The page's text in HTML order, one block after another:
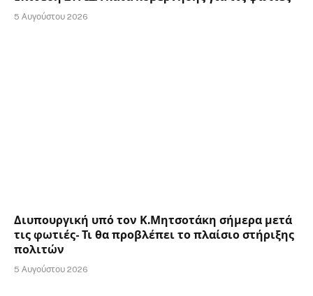
5 Αυγούστου 2026
Διυπουργική υπό τον Κ.Μητσοτάκη σήμερα μετά
τις φωτιές- Τι θα προβλέπει το πλαίσιο στήριξης
πολιτών
5 Αυγούστου 2026